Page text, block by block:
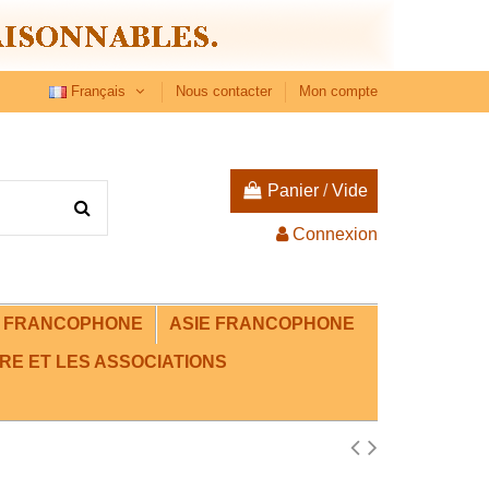
Français Nous contacter Mon compte
Panier /Vide
Connexion
ASIE FRANCOPHONE
ET LES ASSOCIATIONS